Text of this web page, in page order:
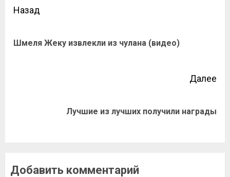
Назад
Шмеля Жеку извлекли из чулана (видео)
Далее
Лучшие из лучших получили награды
Добавить комментарий